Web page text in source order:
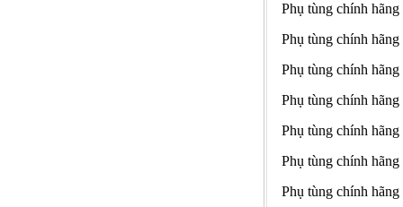
Phụ tùng chính hãng
Phụ tùng chính hãng
Phụ tùng chính hãng
Phụ tùng chính hãng
Phụ tùng chính hãng
Phụ tùng chính hãng
Phụ tùng chính hãng